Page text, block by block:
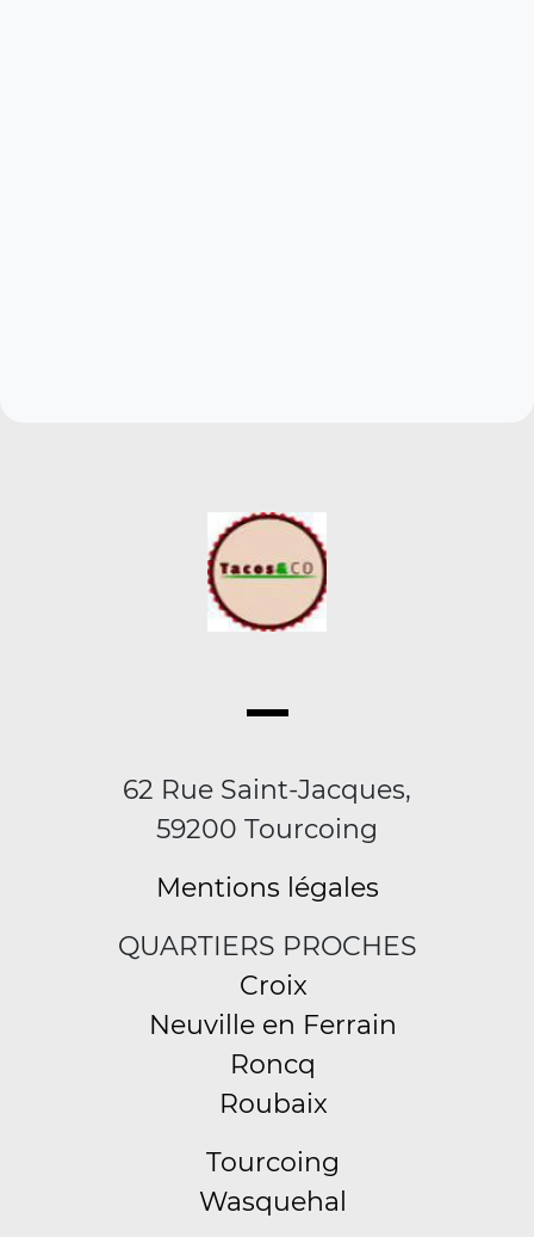
62 Rue Saint-Jacques,
59200 Tourcoing
Mentions légales
QUARTIERS PROCHES
Croix
Neuville en Ferrain
Roncq
Roubaix
Tourcoing
Wasquehal